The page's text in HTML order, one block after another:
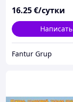
16.25€/сутки
Написать
Fantur Grup